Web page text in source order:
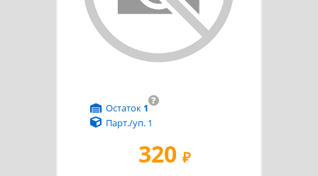
320 ₽
?
Остаток 1
Парт./уп. 1